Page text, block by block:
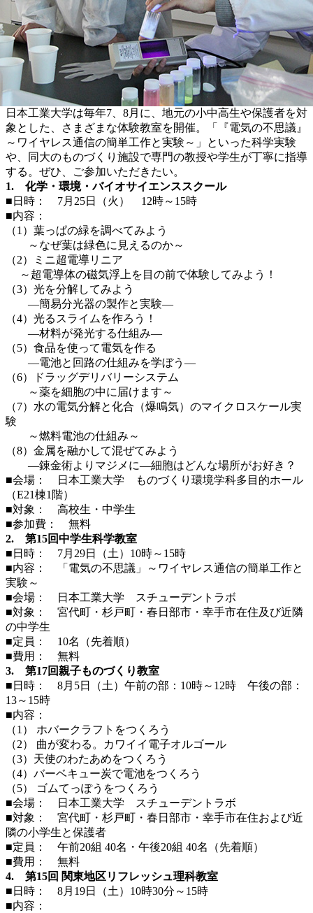
日本工業大学は毎年7、8月に、地元の小中高生や保護者を対
象とした、さまざまな体験教室を開催。「『電気の不思議』
～ワイヤレス通信の簡単工作と実験～」といった科学実験
や、同大のものづくり施設で専門の教授や学生が丁寧に指導
する。ぜひ、ご参加いただきたい。
1. 化学・環境・バイオサイエンススクール
■日時： 7月25日（火） 12時～15時
■内容：
（1）葉っぱの緑を調べてみよう
～なぜ葉は緑色に見えるのか～
（2）ミニ超電導リニア
～超電導体の磁気浮上を目の前で体験してみよう！
（3）光を分解してみよう
―簡易分光器の製作と実験―
（4）光るスライムを作ろう！
―材料が発光する仕組み―
（5）食品を使って電気を作る
―電池と回路の仕組みを学ぼう―
（6）ドラッグデリバリーシステム
～薬を細胞の中に届けます～
（7）水の電気分解と化合（爆鳴気）のマイクロスケール実
験
～燃料電池の仕組み～
（8）金属を融かして混ぜてみよう
―錬金術よりマジメに―細胞はどんな場所がお好き？
■会場： 日本工業大学 ものづくり環境学科多目的ホール
（E21棟1階）
■対象： 高校生・中学生
■参加費： 無料
2. 第15回中学生科学教室
■日時： 7月29日（土）10時～15時
■内容： 「電気の不思議」～ワイヤレス通信の簡単工作と
実験～
■会場： 日本工業大学 スチューデントラボ
■対象： 宮代町・杉戸町・春日部市・幸手市在住及び近隣
の中学生
■定員： 10名（先着順）
■費用： 無料
3. 第17回親子ものづくり教室
■日時： 8月5日（土）午前の部：10時～12時 午後の部：
13～15時
■内容：
（1） ホバークラフトをつくろう
（2） 曲が変わる。カワイイ電子オルゴール
（3）天使のわたあめをつくろう
（4）バーベキュー炭で電池をつくろう
（5） ゴムてっぽうをつくろう
■会場： 日本工業大学 スチューデントラボ
■対象： 宮代町・杉戸町・春日部市・幸手市在住および近
隣の小学生と保護者
■定員： 午前20組 40名・午後20組 40名（先着順）
■費用： 無料
4. 第15回 関東地区リフレッシュ理科教室
■日時： 8月19日（土）10時30分～15時
■内容：